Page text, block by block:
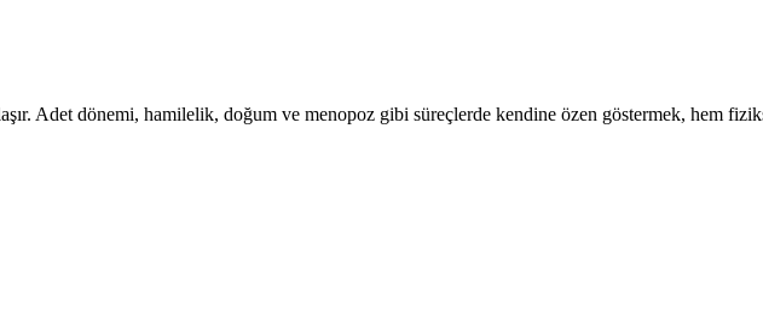
Adet dönemi, hamilelik, doğum ve menopoz gibi süreçlerde kendine özen göstermek, hem